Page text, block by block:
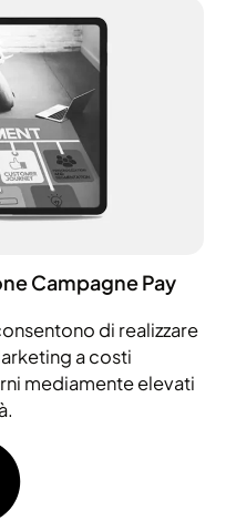
Campagne Pay
di realizzare
a costi
mediamente elevati